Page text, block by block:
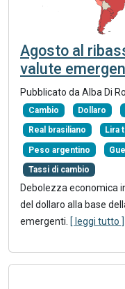
Agosto al
valute
Pubblicato da Alba Di
Cambio Dollaro
Real brasiliano Lira
Peso argentino
Tassi di cambio
Debolezza economica
del dollaro alla base
emergenti. [ leggi tutto ]